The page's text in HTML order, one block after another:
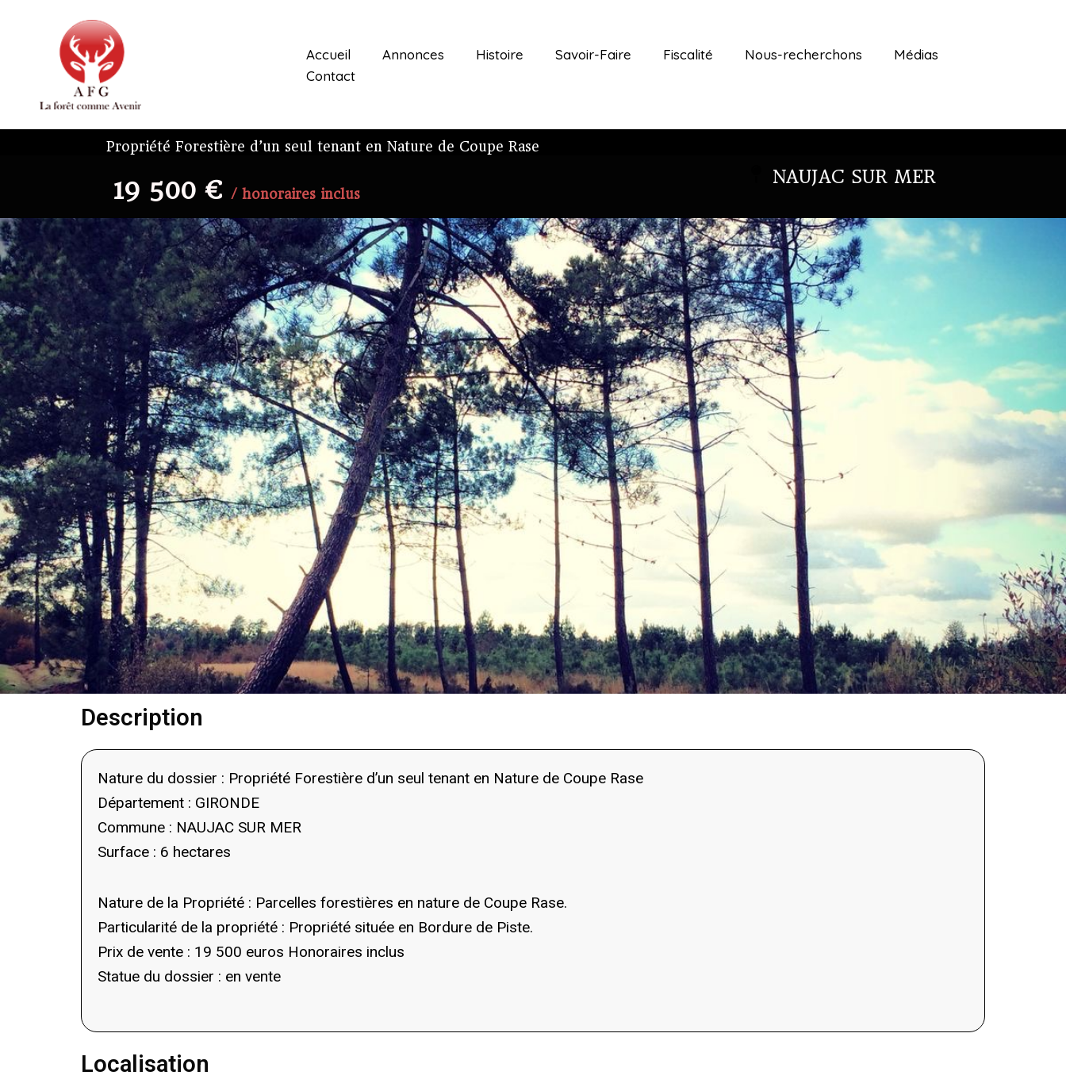
Accueil Annonces Histoire Savoir-Faire Fiscalité Nous-recherchons
Médias
Contact
Propriété Forestière d’un seul tenant en Nature de Coupe Rase
19 500 €/ honoraires inclus
NAUJAC SUR MER
Description
Nature du dossier : Propriété Forestière d’un seul tenant en Nature de Coupe Rase
Département : GIRONDE
Commune : NAUJAC SUR MER
Surface : 6 hectares
Nature de la Propriété : Parcelles forestières en nature de Coupe Rase.
Particularité de la propriété : Propriété située en Bordure de Piste.
Prix de vente : 19 500 euros Honoraires inclus
Statue du dossier : en vente
Localisation